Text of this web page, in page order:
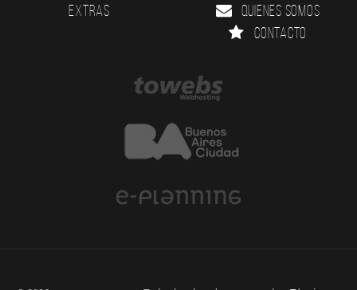
Extras
Quienes somos
Contacto